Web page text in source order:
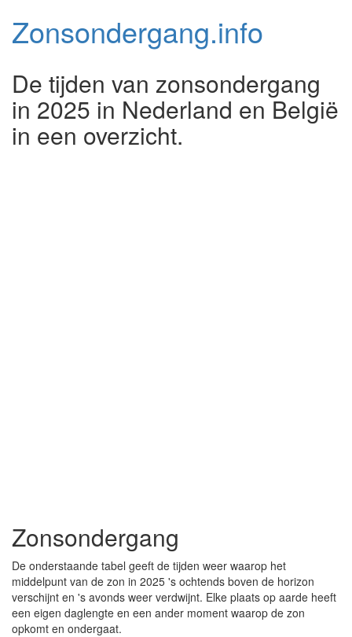
Zonsondergang.info
De tijden van zonsondergang
in 2025 in Nederland en België
in een overzicht.
Zonsondergang
De onderstaande tabel geeft de tijden weer waarop het
middelpunt van de zon in 2025 's ochtends boven de horizon
verschijnt en 's avonds weer verdwijnt. Elke plaats op aarde heeft
een eigen daglengte en een ander moment waarop de zon
opkomt en ondergaat.